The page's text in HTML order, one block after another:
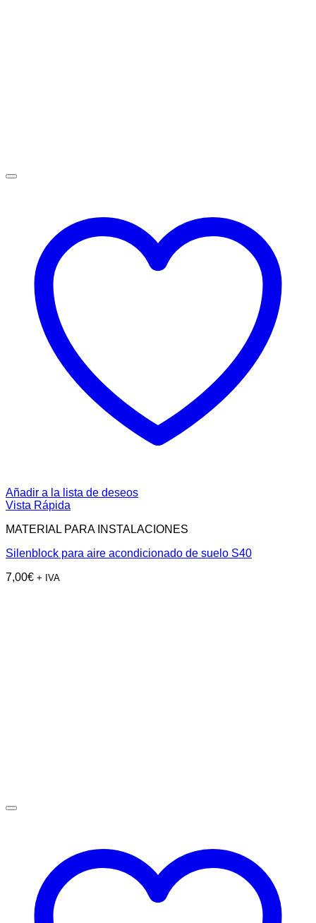
Añadir a la lista de deseos
Vista Rápida
MATERIAL PARA INSTALACIONES
Silenblock para aire acondicionado de suelo S40
7,00€ + IVA